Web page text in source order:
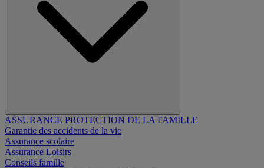
ASSURANCE PROTECTION DE LA FAMILLE
Garantie des accidents de la vie
Assurance scolaire
Assurance Loisirs
Conseils famille